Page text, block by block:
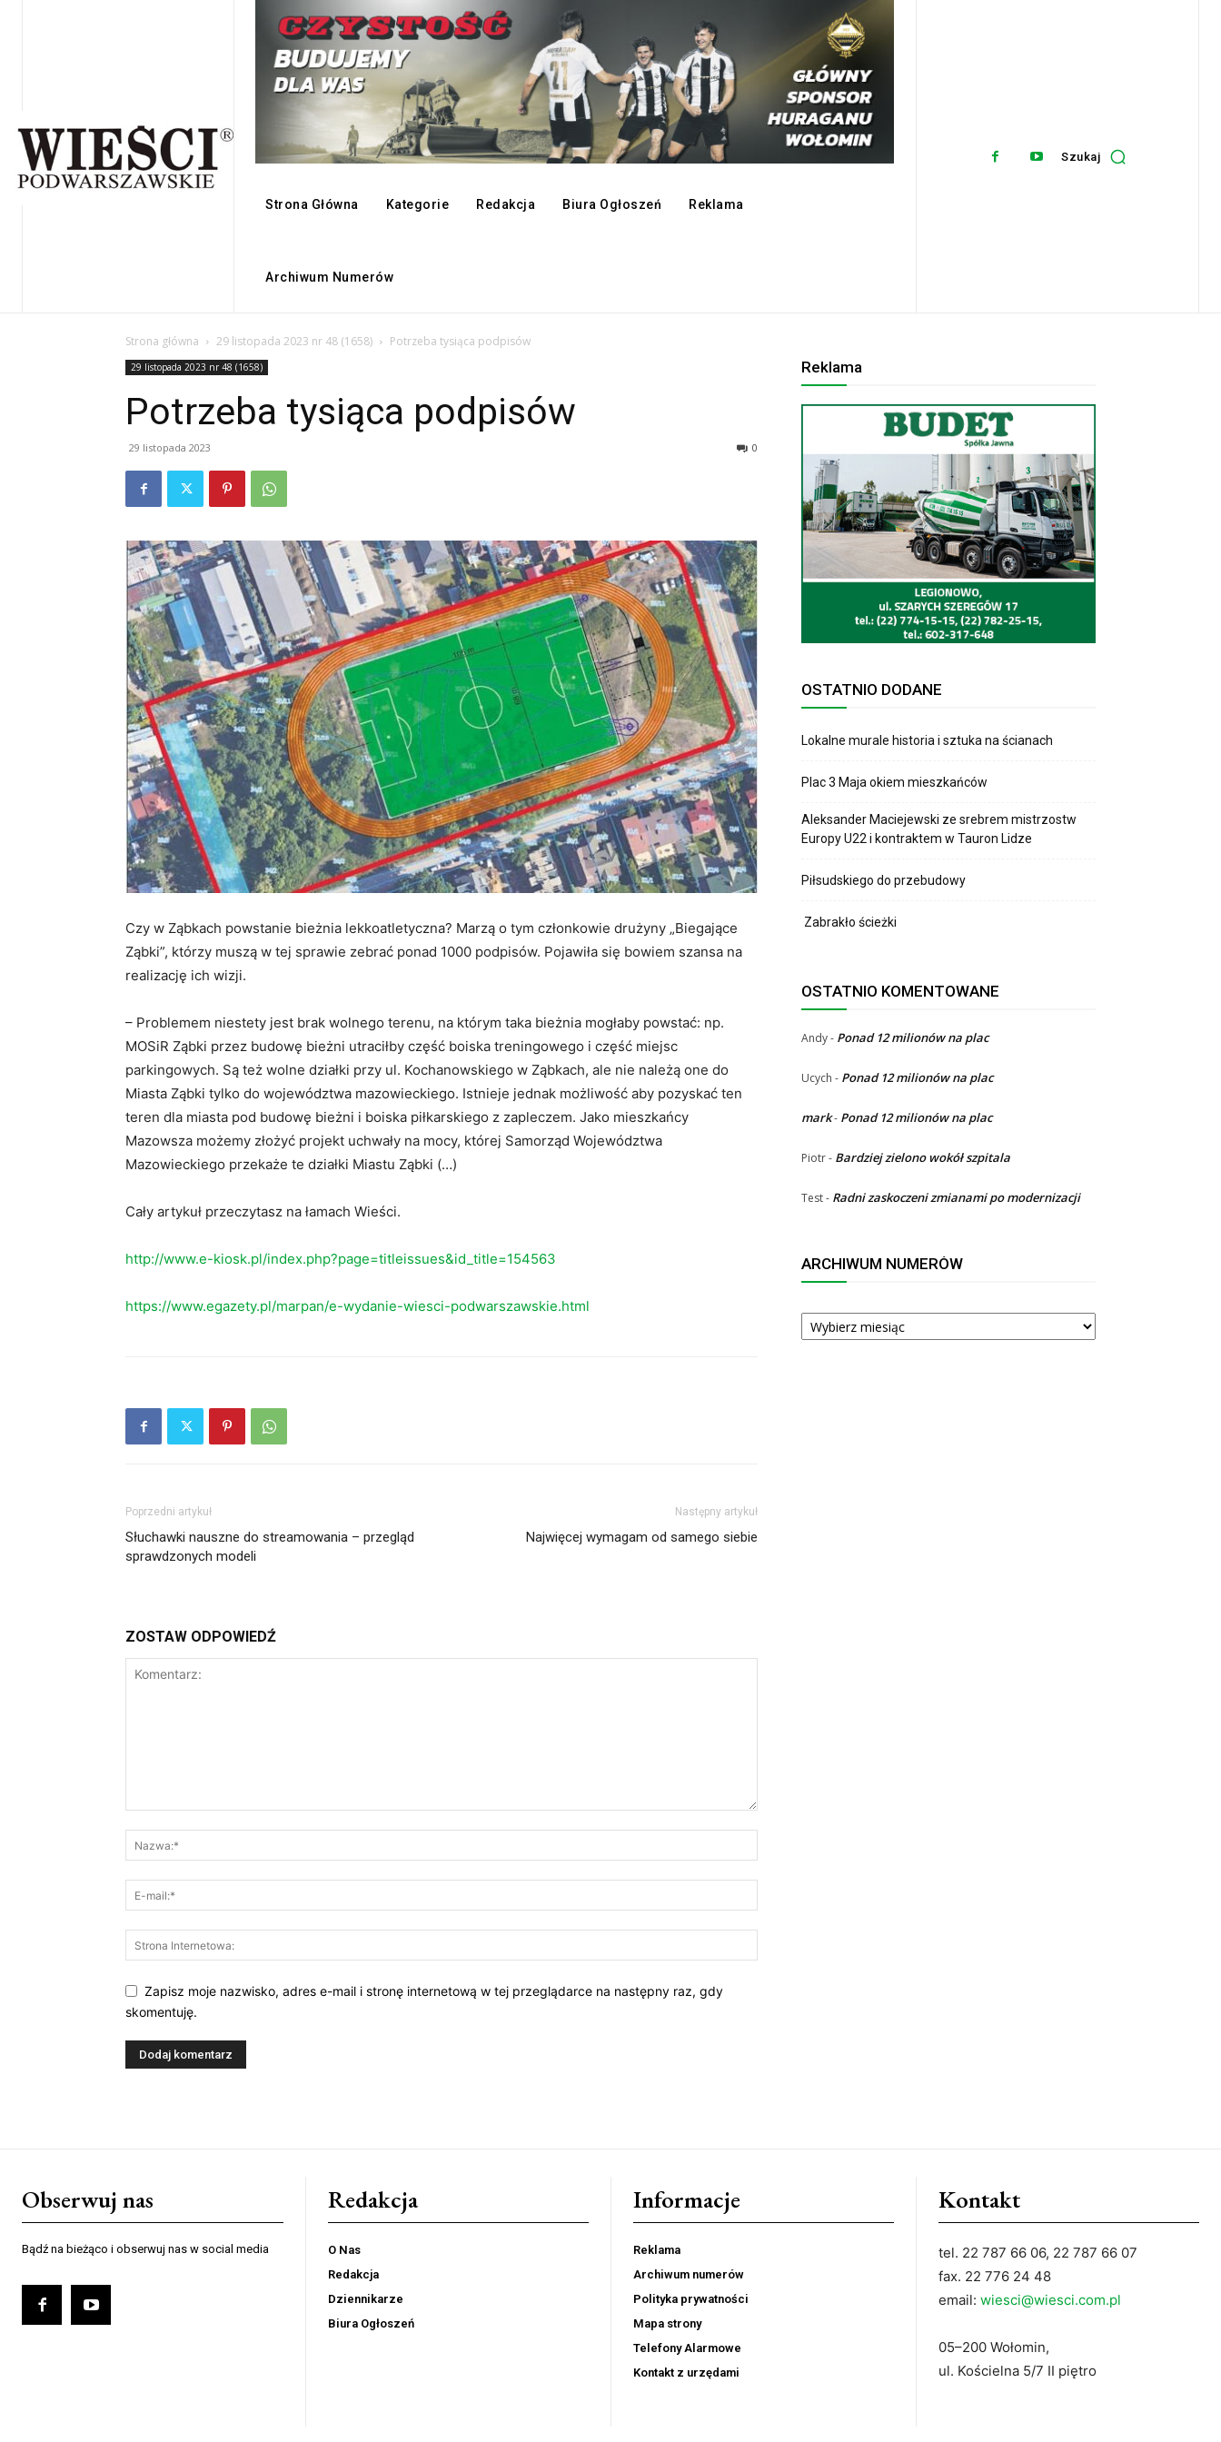
Strona Główna Kategorie Redakcja Biura Ogłoszeń Reklama
Archiwum Numerów
Szukaj
Strona główna 29 listopada 2023 nr 48 (1658) Potrzeba tysiąca podpisów
29 listopada 2023 nr 48 (1658)
Potrzeba tysiąca podpisów
29 listopada 2023 0
Czy w Ząbkach powstanie bieżnia lekkoatletyczna? Marzą o tym członkowie drużyny „Biegające
Ząbki”, którzy muszą w tej sprawie zebrać ponad 1000 podpisów. Pojawiła się bowiem szansa na
realizację ich wizji.
– Problemem niestety jest brak wolnego terenu, na którym taka bieżnia mogłaby powstać: np.
MOSiR Ząbki przez budowę bieżni utraciłby część boiska treningowego i część miejsc
parkingowych. Są też wolne działki przy ul. Kochanowskiego w Ząbkach, ale nie należą one do
Miasta Ząbki tylko do województwa mazowieckiego. Istnieje jednak możliwość aby pozyskać ten
teren dla miasta pod budowę bieżni i boiska piłkarskiego z zapleczem. Jako mieszkańcy
Mazowsza możemy złożyć projekt uchwały na mocy, której Samorząd Województwa
Mazowieckiego przekaże te działki Miastu Ząbki (…)
Cały artykuł przeczytasz na łamach Wieści.
http://www.e-kiosk.pl/index.php?page=titleissues&id_title=154563
https://www.egazety.pl/marpan/e-wydanie-wiesci-podwarszawskie.html
Poprzedni artykuł
Słuchawki nauszne do streamowania – przegląd
sprawdzonych modeli
Następny artykuł
Najwięcej wymagam od samego siebie
ZOSTAW ODPOWIEDŹ
Zapisz moje nazwisko, adres e-mail i stronę internetową w tej przeglądarce na następny raz, gdy
skomentuję.
Reklama
OSTATNIO DODANE
Lokalne murale historia i sztuka na ścianach
Plac 3 Maja okiem mieszkańców
Aleksander Maciejewski ze srebrem mistrzostw
Europy U22 i kontraktem w Tauron Lidze
Piłsudskiego do przebudowy
Zabrakło ścieżki
OSTATNIO KOMENTOWANE
Andy- Ponad 12 milionów na plac
Ucych - Ponad 12 milionów na plac
mark- Ponad 12 milionów na plac
Piotr- Bardziej zielono wokół szpitala
Test- Radni zaskoczeni zmianami po modernizacji
ARCHIWUM NUMERÓW
ARCHIWUM
NUMERÓW
Obserwuj nas
Bądź na bieżąco i obserwuj nas w social media
Redakcja
O Nas
Redakcja
Dziennikarze
Biura Ogłoszeń
Informacje
Reklama
Archiwum numerów
Polityka prywatności
Mapa strony
Telefony Alarmowe
Kontakt z urzędami
Kontakt
tel. 22 787 66 06, 22 787 66 07
fax. 22 776 24 48
email: wiesci@wiesci.com.pl
05–200 Wołomin,
ul. Kościelna 5/7 II piętro